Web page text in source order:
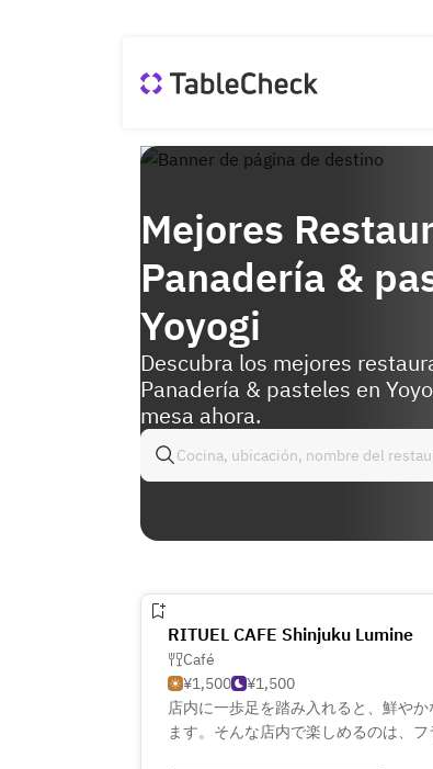
Mejores
Panadería &
Yoyogi
Descubra los mejores
Panadería & pasteles en
mesa ahora.
RITUEL CAFE Shinjuku Lumine
Café
¥1,500
¥1,500
店内に一歩足を踏み入れると、鮮や
ます。そんな店内で楽しめるのは、